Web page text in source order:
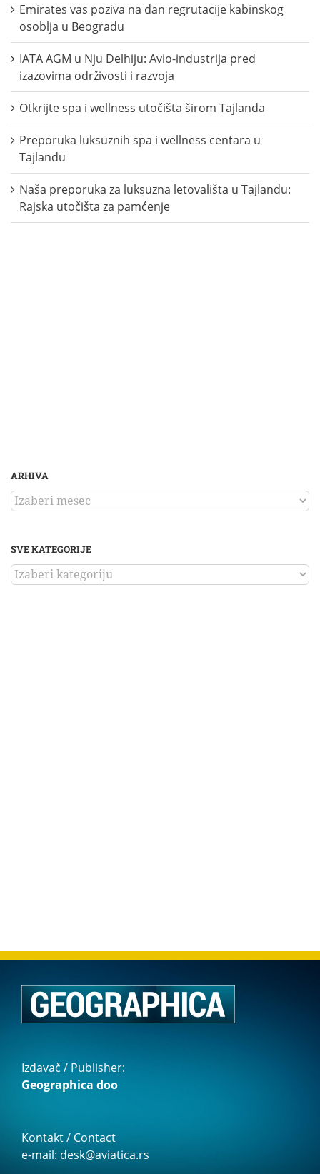
Emirates vas poziva na dan regrutacije kabinskog
osoblja u Beogradu
IATA AGM u Nju Delhiju: Avio-industrija pred
izazovima održivosti i razvoja
Otkrijte spa i wellness utočišta širom Tajlanda
Preporuka luksuznih spa i wellness centara u
Tajlandu
Naša preporuka za luksuzna letovališta u Tajlandu:
Rajska utočišta za pamćenje
ARHIVA
ARHIVA
SVE KATEGORIJE
SVE
KATEGORIJE
Izdavač / Publisher:
Geographica doo
Kontakt / Contact
e-mail: desk@aviatica.rs